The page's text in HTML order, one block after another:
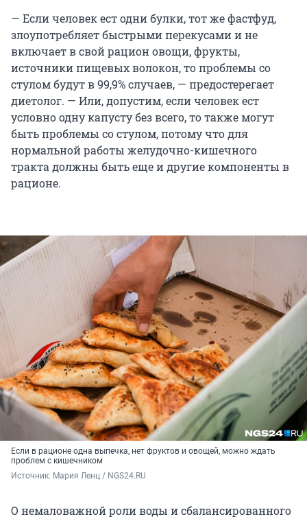
— Если человек ест одни булки, тот же фастфуд,
злоупотребляет быстрыми перекусами и не
включает в свой рацион овощи, фрукты,
источники пищевых волокон, то проблемы со
стулом будут в 99,9% случаев, — предостерегает
диетолог. — Или, допустим, если человек ест
условно одну капусту без всего, то также могут
быть проблемы со стулом, потому что для
нормальной работы желудочно-кишечного
тракта должны быть еще и другие компоненты в
рационе.
Если в рационе одна выпечка, нет фруктов и овощей, можно ждать
проблем с кишечником
Источник: Мария Ленц / NGS24.RU
О немаловажной роли воды и сбалансированного